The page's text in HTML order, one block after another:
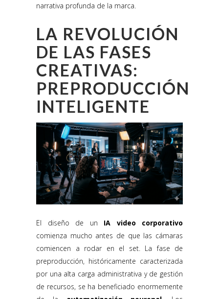
narrativa profunda de la marca.
LA REVOLUCIÓN
DE LAS FASES
CREATIVAS:
PREPRODUCCIÓN
INTELIGENTE
El diseño de un IA video corporativo
comienza mucho antes de que las cámaras
comiencen a rodar en el set. La fase de
preproducción, históricamente caracterizada
por una alta carga administrativa y de gestión
de recursos, se ha beneficiado enormemente